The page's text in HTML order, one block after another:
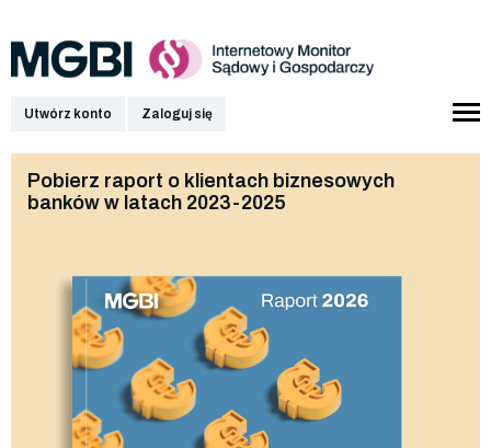
Utwórz konto Zaloguj się
Pobierz raport o klientach biznesowych
banków w latach 2023-2025